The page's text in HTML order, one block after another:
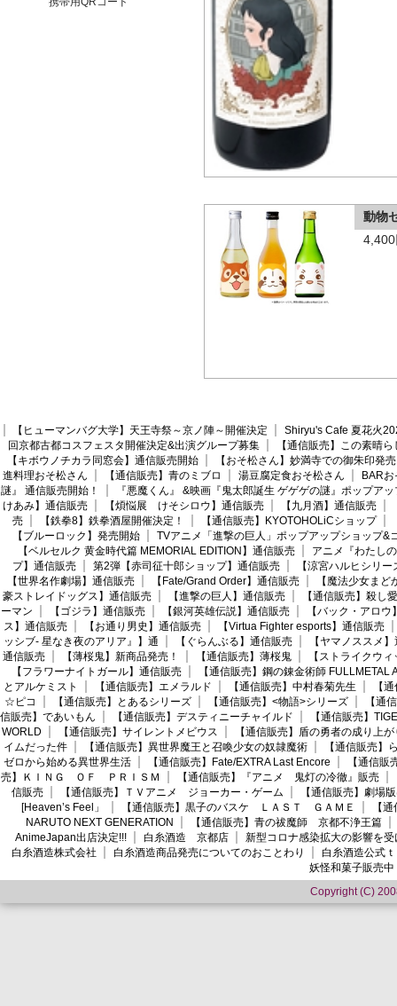
動物
【ヒューマンバグ大学】天王寺祭～京ノ陣～開催決定
Shiryu's Cafe 夏花火
回京都古都コスフェスタ開催決定&出演グループ募集
【通信販売】この素晴
【キボウノチカラ同窓会】通信販売開始
【おそ松さん】妙満寺での御朱印発売
進料理おそ松さん
【通信販売】青のミブロ 湯豆腐定食おそ松さん
BARお
謎』 通信販売開始！
『悪魔くん』 &映画『鬼太郎誕生 ゲゲゲの謎』ポップア
けあみ】通信販売
【煩悩展 けそシロウ】通信販売 【九月酒】通信販売
売
【鉄拳8】鉄拳酒屋開催決定！ 【通信販売】KYOTOHOLiCショップ
【ブルーロック】発売開始
TVアニメ「進撃の巨人」ポップアップショップ&
【ベルセルク 黄金時代篇 MEMORIAL EDITION】通信販売
アニメ『わたし
プ】通信販売
第2弾【赤司征十郎ショップ】通信販売
【涼宮ハルヒシリ
【世界名作劇場】通信販売
【Fate/Grand Order】通信販売
【魔法少女ま
豪ストレイドッグス】通信販売
【進撃の巨人】通信販売
【通信販売】殺し愛
ーマン
【ゴジラ】通信販売 【銀河英雄伝説】通信販売
【バック・アロウ
ス】通信販売
【お通り男史】通信販売
【Virtua Fighter esports】通信販売
ッシブ- 星なき夜のアリア』】通
【ぐらんぶる】通信販売
【ヤマノススメ
通信販売
【薄桜鬼】新商品発売！ 【通信販売】薄桜鬼
【ストライクウ
【フラワーナイトガール】通信販売
【通信販売】鋼の錬金術師 FULLMETAL
とアルケミスト
【通信販売】エメラルド 【通信販売】中村春菊先生
【
☆ピコ
【通信販売】とあるシリーズ 【通信販売】<物語>シリーズ
【通
信販売】であいもん
【通信販売】デスティニーチャイルド
【通信販売】
WORLD
【通信販売】サイレントメビウス
【通信販売】盾の勇者の成り上が
イムだった件
【通信販売】異世界魔王と召喚少女の奴隷魔術
【通信販売】
ゼロから始める異世界生活
【通信販売】Fate/EXTRA Last Encore
【通信
売】ＫＩＮＧ ＯＦ ＰＲＩＳＭ
【通信販売】『アニメ 鬼灯の冷徹』販売
信販売
【通信販売】ＴＶアニメ ジョーカー・ゲーム
【通信販売】劇場
[Heaven’s Feel」
【通信販売】黒子のバスケ ＬＡＳＴ ＧＡＭＥ
【
NARUTO NEXT GENERATION
【通信販売】青の祓魔師 京都不浄王篇
AnimeJapan出店決定!!!
白糸酒造 京都店
新型コロナ感染拡大の影響を
白糸酒造株式会社
白糸酒造商品発売についてのおことわり
白糸酒造公式
妖怪和菓子販売中
Copyright (C)